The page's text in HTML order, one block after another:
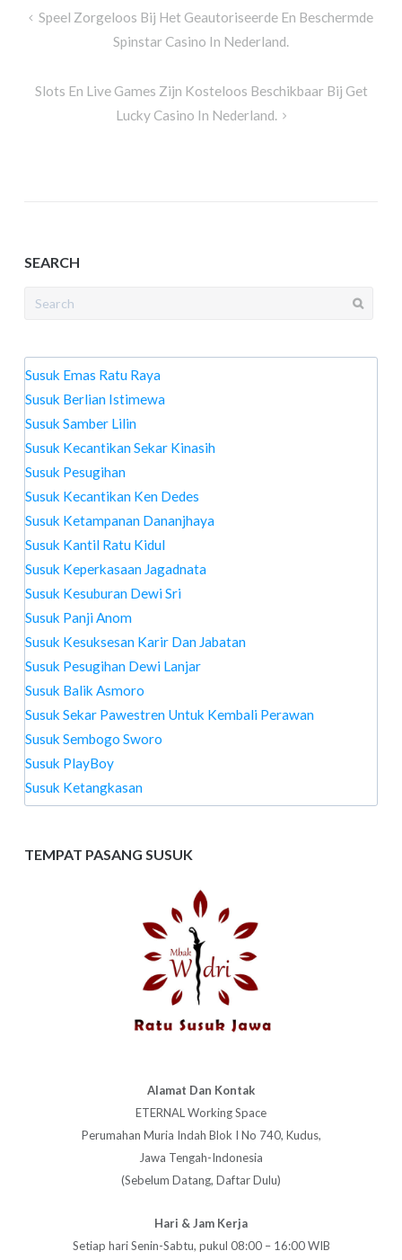
Post
navigation
Speel Zorgeloos Bij Het Geautoriseerde En Beschermde
Spinstar Casino In Nederland.
Slots En Live Games Zijn Kosteloos Beschikbaar Bij Get
Lucky Casino In Nederland.
SEARCH
Search
Susuk Emas Ratu Raya
Susuk Berlian Istimewa
Susuk Samber Lilin
Susuk Kecantikan Sekar Kinasih
Susuk Pesugihan
Susuk Kecantikan Ken Dedes
Susuk Ketampanan Dananjhaya
Susuk Kantil Ratu Kidul
Susuk Keperkasaan Jagadnata
Susuk Kesuburan Dewi Sri
Susuk Panji Anom
Susuk Kesuksesan Karir Dan Jabatan
Susuk Pesugihan Dewi Lanjar
Susuk Balik Asmoro
Susuk Sekar Pawestren Untuk Kembali Perawan
Susuk Sembogo Sworo
Susuk PlayBoy
Susuk Ketangkasan
TEMPAT PASANG SUSUK
Alamat Dan Kontak
ETERNAL Working Space
Perumahan Muria Indah Blok I No 740, Kudus,
Jawa Tengah-Indonesia
(Sebelum Datang, Daftar Dulu)
Hari & Jam Kerja
Setiap hari Senin-Sabtu, pukul 08:00 – 16:00 WIB